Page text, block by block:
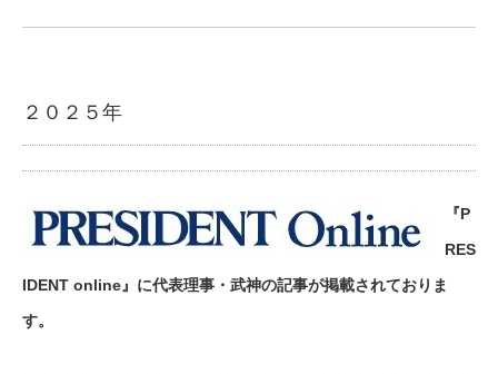
２０２５年
『P
RES
IDENT online』に代表理事・武神の記事が掲載されておりま
す。